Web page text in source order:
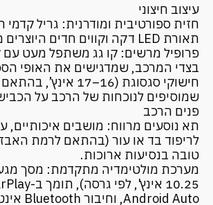
עיצוב חיצוני
חזית ספורטיבית ומודרנית: גריל קדמי
תאורת LED דקה וקווים חדים היוצרים מראה דינמי.
פרופיל מרשים: קו גג משתפל מעט עם
בצדי המרכב, שמדגישים את האופי
חישוקי סגסוגת (16–17
שמוסיפים לנוכחות של הרכב על
פנים הרכב
תא נוסעים מרווח: מושבים
לריפוד בד או עור (בהתאם לרמת
טובה בנסיעות ארוכות.
Android Auto, וחיבור Bluetooth אינטואיטיבי.